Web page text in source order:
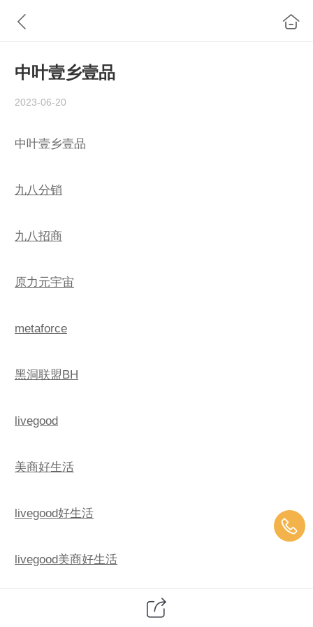
中叶壹乡壹品
2023-06-20
中叶壹乡壹品
九八分销
九八招商
原力元宇宙
metaforce
黑洞联盟BH
livegood
美商好生活
livegood好生活
livegood美商好生活